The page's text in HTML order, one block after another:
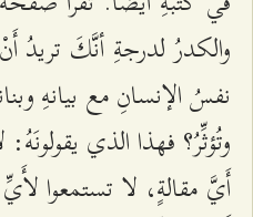
والكدرُ لدرجةِ أنَّكَ تریدُ
نفسُ الإنسانِ مع بیانهِ
وتُؤثِّرُ؟ فهذا الذي
أَيَّ مقالةٍ، لا تستمعوا